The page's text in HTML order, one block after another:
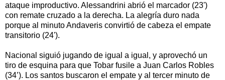
ataque improductivo. Alessandrini abrió el marcador (23')
con remate cruzado a la derecha. La alegría duro nada
porque al minuto Andaveris convirtió de cabeza el empate
transitorio (24').
Nacional siguió jugando de igual a igual, y aprovechó un
tiro de esquina para que Tobar fusile a Juan Carlos Robles
(34’). Los santos buscaron el empate y al tercer minuto de